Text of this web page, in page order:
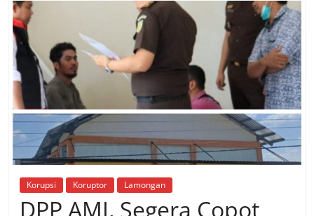
Korupsi Koruptor Lamongan
DPP AMI, Segera Copot